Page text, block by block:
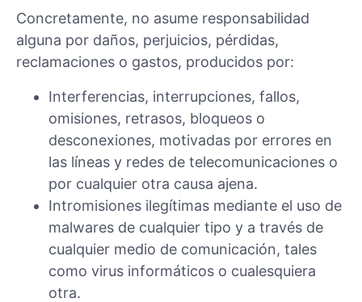
Concretamente, no asume responsabilidad
alguna por daños, perjuicios, pérdidas,
reclamaciones o gastos, producidos por:
Interferencias, interrupciones, fallos,
omisiones, retrasos, bloqueos o
desconexiones, motivadas por errores en
las líneas y redes de telecomunicaciones o
por cualquier otra causa ajena.
Intromisiones ilegítimas mediante el uso de
malwares de cualquier tipo y a través de
cualquier medio de comunicación, tales
como virus informáticos o cualesquiera
otra.